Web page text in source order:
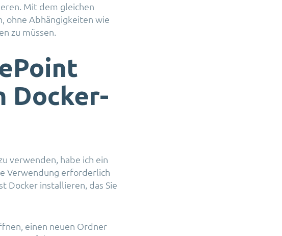
Mit dem gleichen
ohne Abhängigkeiten wie
zu müssen.
Docker-
verwenden, habe ich ein
Verwendung erforderlich
Docker installieren, das Sie
einen neuen Ordner